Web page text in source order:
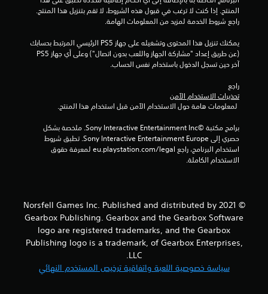
راجع شروط الخدمة لمزيد من المعلومات الهامة.
آخر حين تسجل الدخول باستخدام نفس الحساب.
راجع
تحذيرات الاستخدام الآمن
الاستخدام الكاملة.
© 2021 Norsfell Games Inc. Published and distributed by
Gearbox Publishing. Gearbox and the Gearbox Software
logo are registered trademarks, and the Gearbox
Publishing logo is a trademark, of Gearbox Enterprises,
LLC.
سياسة خصوصية اللعبة واتفاقية ترخيص المستخدم النهائي